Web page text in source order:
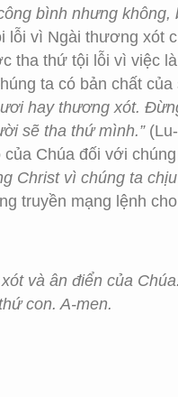
bình nhưng
vì Ngài thương xót
tha thứ tội lỗi vì việc
ta có bản chất
hay thương xót.
sẽ tha thứ mình.”
Chúa đối với
Christ vì chúng ta chịu
truyền mạng lệnh
và ân điển của
con. A-men.